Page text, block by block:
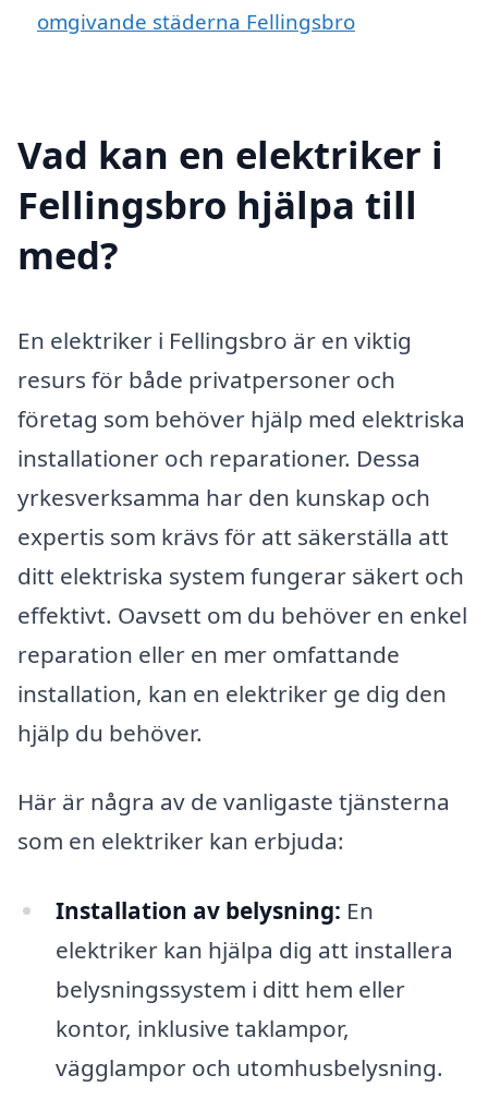
omgivande städerna Fellingsbro
Vad kan en elektriker i
Fellingsbro hjälpa till
med?
En elektriker i Fellingsbro är en viktig
resurs för både privatpersoner och
företag som behöver hjälp med elektriska
installationer och reparationer. Dessa
yrkesverksamma har den kunskap och
expertis som krävs för att säkerställa att
ditt elektriska system fungerar säkert och
effektivt. Oavsett om du behöver en enkel
reparation eller en mer omfattande
installation, kan en elektriker ge dig den
hjälp du behöver.
Här är några av de vanligaste tjänsterna
som en elektriker kan erbjuda:
Installation av belysning: En
elektriker kan hjälpa dig att installera
belysningssystem i ditt hem eller
kontor, inklusive taklampor,
vägglampor och utomhusbelysning.